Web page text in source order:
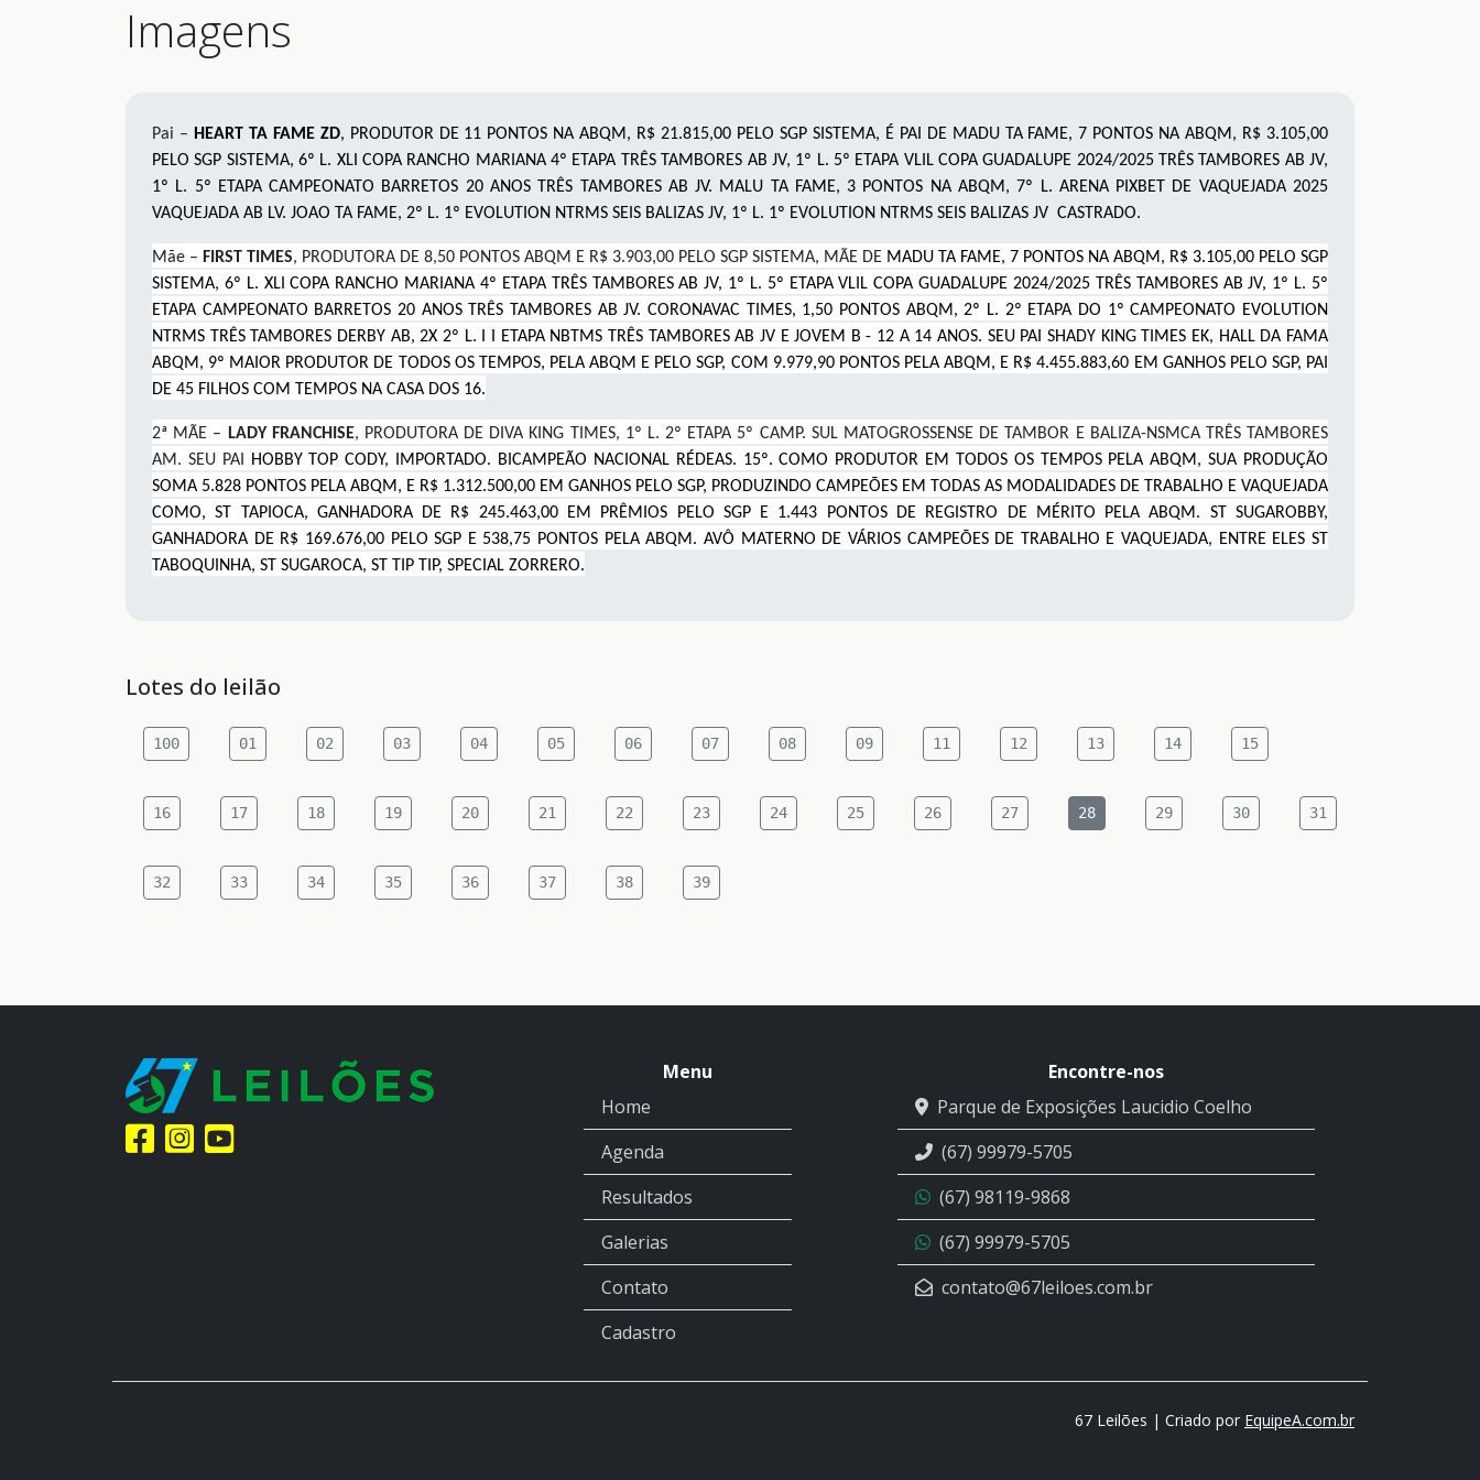
Imagens
Pai – HEART TA FAME ZD, PRODUTOR DE 11 PONTOS NA ABQM, R$ 21.815,00 PELO SGP SISTEMA, É PAI DE MADU TA FAME, 7 PONTOS NA ABQM, R$ 3.105,00
PELO SGP SISTEMA, 6º L. XLI COPA RANCHO MARIANA 4º ETAPA TRÊS TAMBORES AB JV, 1º L. 5º ETAPA VLIL COPA GUADALUPE 2024/2025 TRÊS TAMBORES AB JV,
1º L. 5º ETAPA CAMPEONATO BARRETOS 20 ANOS TRÊS TAMBORES AB JV. MALU TA FAME, 3 PONTOS NA ABQM, 7º L. ARENA PIXBET DE VAQUEJADA 2025
VAQUEJADA AB LV. JOAO TA FAME, 2º L. 1º EVOLUTION NTRMS SEIS BALIZAS JV, 1º L. 1º EVOLUTION NTRMS SEIS BALIZAS JV CASTRADO.
Mãe – FIRST TIMES, PRODUTORA DE 8,50 PONTOS ABQM E R$ 3.903,00 PELO SGP SISTEMA, MÃE DE MADU TA FAME, 7 PONTOS NA ABQM, R$ 3.105,00 PELO SGP
SISTEMA, 6º L. XLI COPA RANCHO MARIANA 4º ETAPA TRÊS TAMBORES AB JV, 1º L. 5º ETAPA VLIL COPA GUADALUPE 2024/2025 TRÊS TAMBORES AB JV, 1º L. 5º
ETAPA CAMPEONATO BARRETOS 20 ANOS TRÊS TAMBORES AB JV. CORONAVAC TIMES, 1,50 PONTOS ABQM, 2º L. 2º ETAPA DO 1º CAMPEONATO EVOLUTION
NTRMS TRÊS TAMBORES DERBY AB, 2X 2º L. I I ETAPA NBTMS TRÊS TAMBORES AB JV E JOVEM B - 12 A 14 ANOS. SEU PAI SHADY KING TIMES EK, HALL DA FAMA
ABQM, 9º MAIOR PRODUTOR DE TODOS OS TEMPOS, PELA ABQM E PELO SGP, COM 9.979,90 PONTOS PELA ABQM, E R$ 4.455.883,60 EM GANHOS PELO SGP, PAI
DE 45 FILHOS COM TEMPOS NA CASA DOS 16.
2ª MÃE – LADY FRANCHISE, PRODUTORA DE DIVA KING TIMES, 1º L. 2º ETAPA 5º CAMP. SUL MATOGROSSENSE DE TAMBOR E BALIZA-NSMCA TRÊS TAMBORES
AM. SEU PAI
HOBBY TOP CODY, IMPORTADO. BICAMPEÃO NACIONAL RÉDEAS. 15º. COMO PRODUTOR EM TODOS OS TEMPOS PELA ABQM, SUA PRODUÇÃO
SOMA 5.828 PONTOS PELA ABQM, E R$ 1.312.500,00 EM GANHOS PELO SGP, PRODUZINDO CAMPEÕES EM TODAS AS MODALIDADES DE TRABALHO E VAQUEJADA
COMO, ST TAPIOCA, GANHADORA DE R$ 245.463,00 EM PRÊMIOS PELO SGP E 1.443 PONTOS DE REGISTRO DE MÉRITO PELA ABQM. ST SUGAROBBY,
GANHADORA DE R$ 169.676,00 PELO SGP E 538,75 PONTOS PELA ABQM. AVÔ MATERNO DE VÁRIOS CAMPEÕES DE TRABALHO E VAQUEJADA, ENTRE ELES ST
TABOQUINHA, ST SUGAROCA, ST TIP TIP, SPECIAL ZORRERO.
Lotes do leilão
100 01 02 03 04 05 06 07 08 09 11 12 13 14 15
16 17 18 19 20 21 22 23 24 25 26 27 28 29 30 31
32 33 34 35 36 37 38 39
Menu
Home
Agenda
Resultados
Galerias
Contato
Cadastro
Encontre-nos
Parque de Exposições Laucidio Coelho
(67) 99979-5705
(67) 98119-9868
(67) 99979-5705
contato@67leiloes.com.br
67 Leilões | Criado por EquipeA.com.br